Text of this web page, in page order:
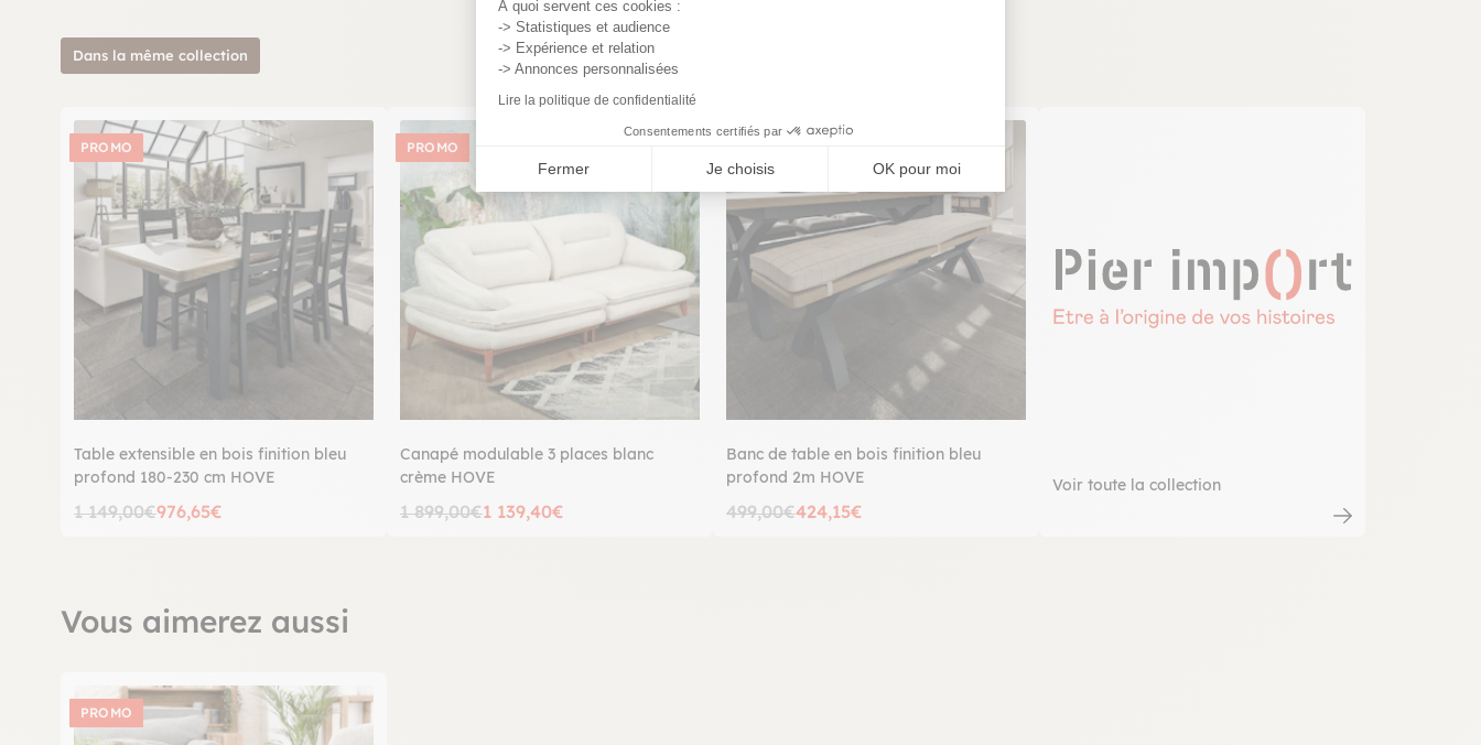
À quoi servent ces cookies :
-> Statistiques et audience
-> Expérience et relation
-> Annonces personnalisées
Lire la politique de confidentialité
Consentements certifiés par
Fermer Je choisis OK pour moi
Dans la même collection
PROMO
Table extensible en bois finition bleu
profond 180-230 cm HOVE
1 149,00€976,65€
PROMO
Canapé modulable 3 places blanc
crème HOVE
1 899,00€1 139,40€
Banc de table en bois finition bleu
profond 2m HOVE
499,00€424,15€
Voir toute la collection
Vous aimerez aussi
PROMO